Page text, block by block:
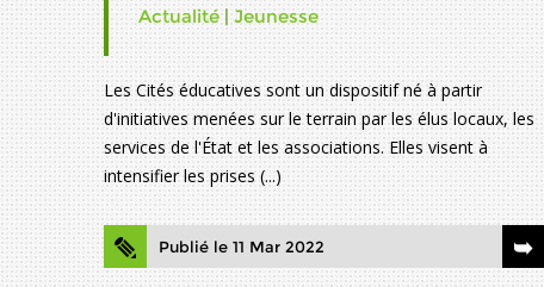
Actualité | Jeunesse
Les Cités éducatives sont un dispositif né à partir
d'initiatives menées sur le terrain par les élus locaux, les
services de l'État et les associations. Elles visent à
intensifier les prises (...)
Publié le 11 Mar 2022